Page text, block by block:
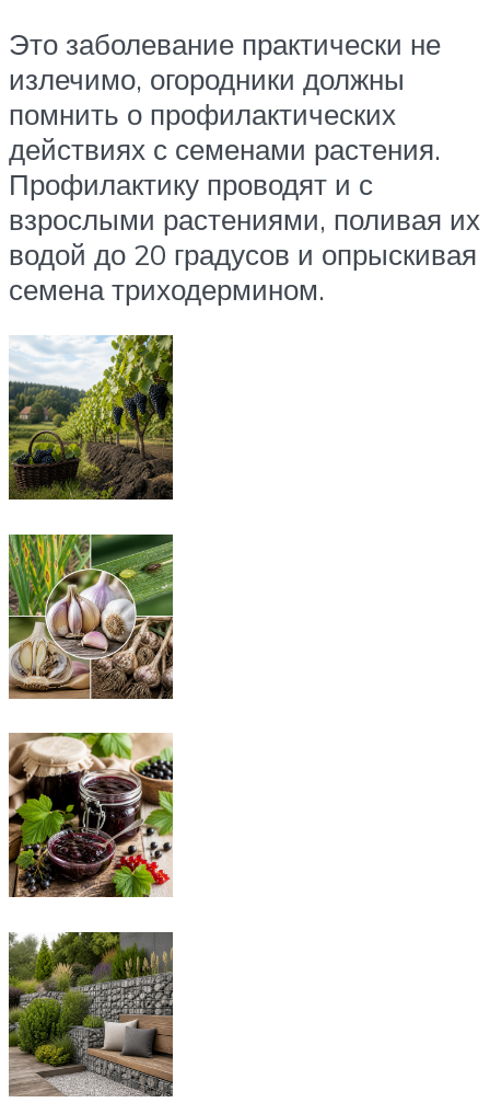
Это заболевание практически не
излечимо, огородники должны
помнить о профилактических
действиях с семенами растения.
Профилактику проводят и с
взрослыми растениями, поливая их
водой до 20 градусов и опрыскивая
семена триходермином.